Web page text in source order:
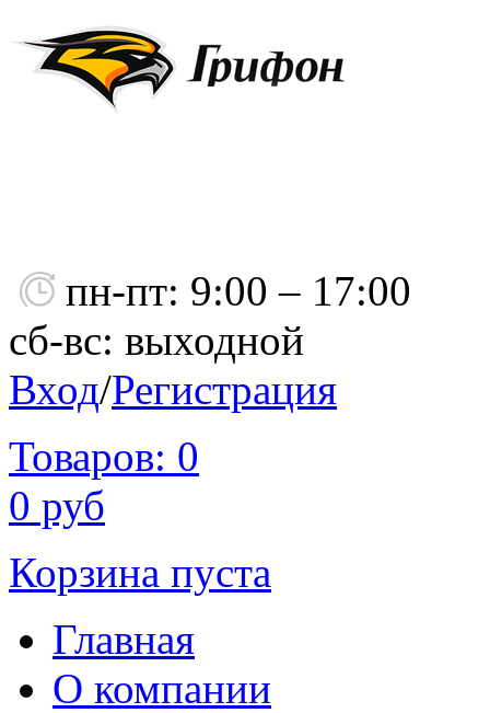
пн-пт: 9:00 – 17:00
сб-вс: выходной
Вход/Регистрация
Товаров: 0
0 руб
Корзина пуста
Главная
О компании